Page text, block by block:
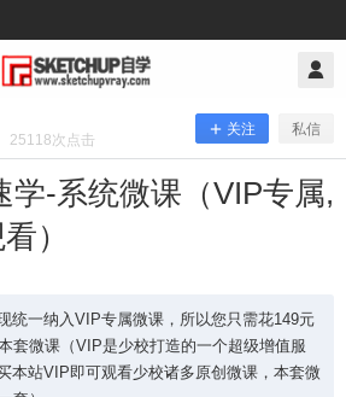
25118次点击
关注 私信
学-系统微课（VIP专属,
）
统一纳入VIP专属微课，所以您只需花149元
套微课（VIP是少校打造的一个超级增值服
本站VIP即可观看少校诸多原创微课，本套微
自学